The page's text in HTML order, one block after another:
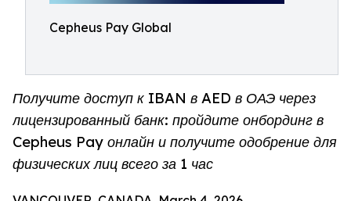
Cepheus Pay Global
Получите доступ к IBAN в AED в ОАЭ через
лицензированный банк: пройдите онбординг в
Cepheus Pay онлайн и получите одобрение для
физических лиц всего за 1 час